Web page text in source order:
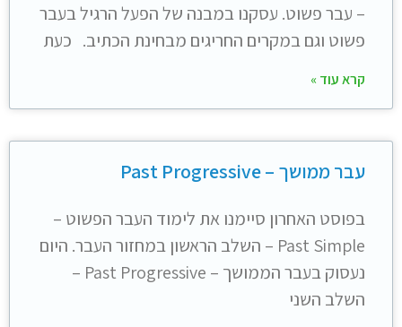
– עבר פשוט. עסקנו במבנה של הפעל הרגיל בעבר
פשוט וגם במקרים החריגים מבחינת הכתיב. כעת
קרא עוד »
עבר ממושך – Past Progressive
בפוסט האחרון סיימנו את לימוד העבר הפשוט –
Past Simple – השלב הראשון במחזור העבר. היום
נעסוק בעבר הממושך – Past Progressive –
השלב השני